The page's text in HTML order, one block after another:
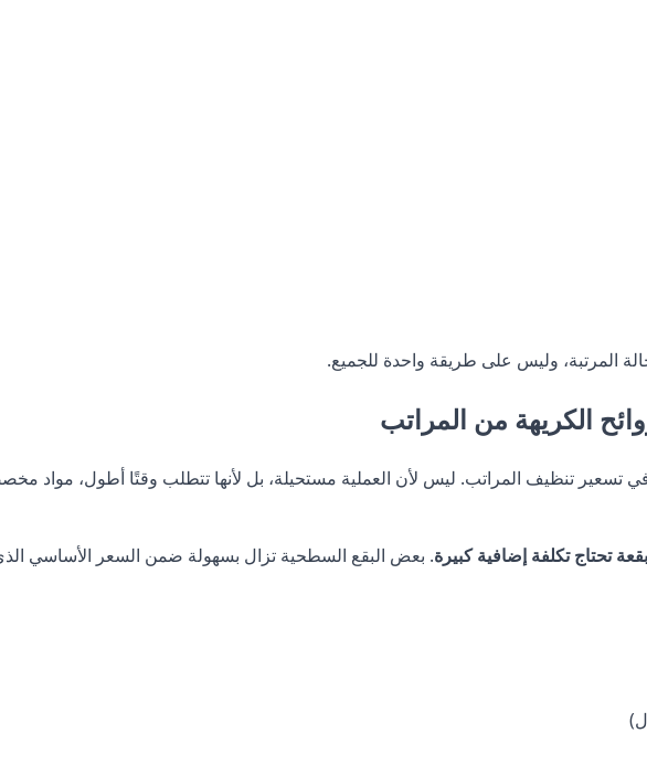
المرتبة، وليس على طريقة واحدة للجميع.
الكريهة من المراتب
في تسعير تنظيف المراتب. ليس لأن العملية مستحيلة، بل لأنها تتطلب وقتًا أطول،
تحتاج تكلفة إضافية كبيرة